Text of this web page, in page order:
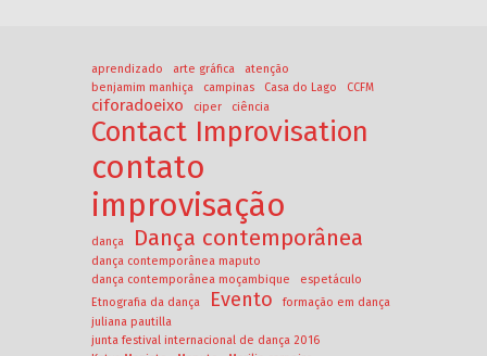
aprendizado arte gráfica
atenção
benjamim manhiça
campinas Casa do Lago CCFM
ciforadoeixo ciper ciência
Contact Improvisation
contato
improvisação
dança Dança contemporânea
dança contemporânea maputo
dança contemporânea moçambique
espetáculo
Etnografia da dança
Evento
formação em dança
juliana pautilla
junta festival internacional de dança 2016